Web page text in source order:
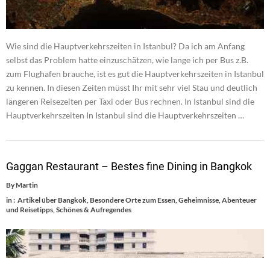
Wie sind die Hauptverkehrszeiten in Istanbul? Da ich am Anfang
selbst das Problem hatte einzuschätzen, wie lange ich per Bus z.B.
zum Flughafen brauche, ist es gut die Hauptverkehrszeiten in Istanbul
zu kennen. In diesen Zeiten müsst Ihr mit sehr viel Stau und deutlich
längeren Reisezeiten per Taxi oder Bus rechnen. In Istanbul sind die
Hauptverkehrszeiten In Istanbul sind die Hauptverkehrszeiten …
Gaggan Restaurant – Bestes fine Dining in Bangkok
ByMartin
in : Artikel über Bangkok Besondere Orte zum Essen Geheimnisse, Abenteuer
und Reisetipps Schönes & Aufregendes